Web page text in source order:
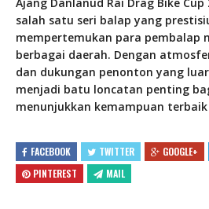
salah satu seri balap yang
mempertemukan para pembalap
berbagai daerah. Dengan
dan dukungan penonton yang
menjadi batu loncatan penting
menunjukkan kemampuan terbaik
FACEBOOK TWITTER GOOGLE+
PINTEREST
MAIL